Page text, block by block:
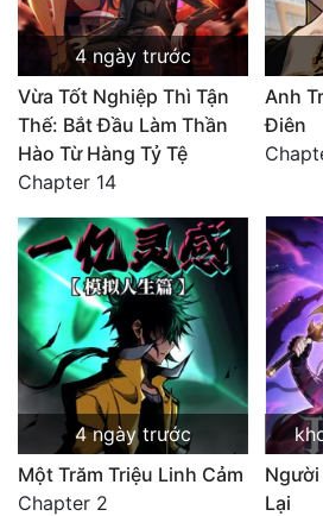
4 ngày trước
Vừa Tốt Nghiệp Thì Tận
Thế: Bắt Đầu Làm Thần
Hào Từ Hàng Tỷ Tệ
Chapter 14
Anh
Điên
4 ngày trước
Một Trăm Triệu Linh Cảm
Chapter 2
Lại